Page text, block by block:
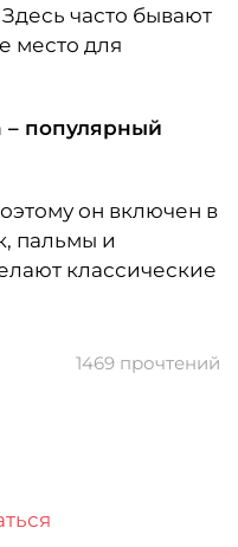
часто бывают
место для
– популярный
он включен в
пальмы и
классические
1469 прочтений